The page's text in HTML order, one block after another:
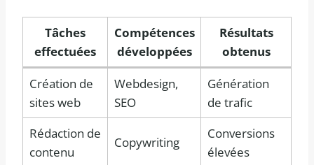
Tâches
effectuées
Compétences
développées
Résultats
obtenus
Création de
sites web
Webdesign,
SEO
Génération
de trafic
Rédaction de
contenu
Copywriting
Conversions
élevées